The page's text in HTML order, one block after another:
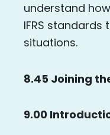
understand
IFRS
situations.
8.45 Joining
9.00